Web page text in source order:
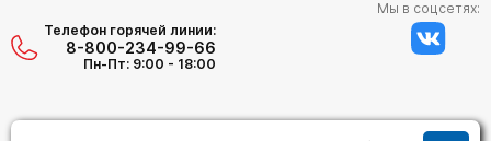
Телефон горячей линии:
8-800-234-99-66
Пн-Пт: 9:00 - 18:00
Мы в соцсетях: